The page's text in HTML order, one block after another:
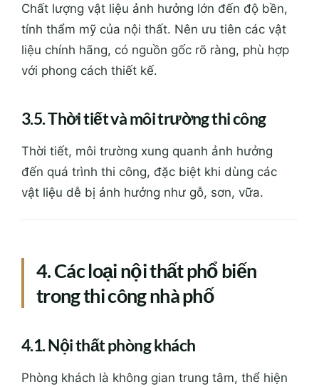
Chất lượng vật liệu ảnh hưởng lớn đến độ bền,
tính thẩm mỹ của nội thất. Nên ưu tiên các vật
liệu chính hãng, có nguồn gốc rõ ràng, phù hợp
với phong cách thiết kế.
3.5. Thời tiết và môi trường thi công
Thời tiết, môi trường xung quanh ảnh hưởng
đến quá trình thi công, đặc biệt khi dùng các
vật liệu dễ bị ảnh hưởng như gỗ, sơn, vữa.
4. Các loại nội thất phổ biến
trong thi công nhà phố
4.1. Nội thất phòng khách
Phòng khách là không gian trung tâm, thể hiện